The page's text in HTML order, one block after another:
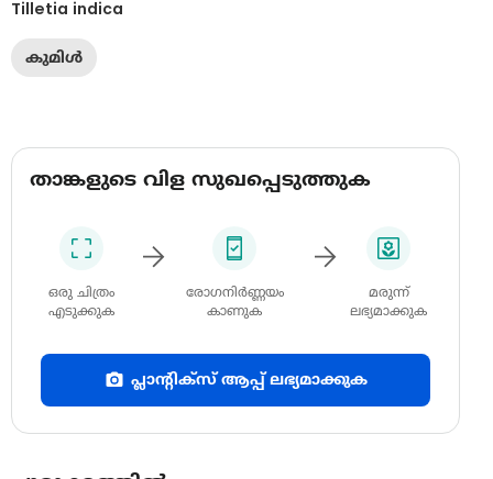
Tilletia indica
കുമിൾ
താങ്കളുടെ വിള സുഖപ്പെടുത്തുക
ഒരു ചിത്രം
എടുക്കുക
രോഗനിർണ്ണയം
കാണുക
മരുന്ന്
ലഭ്യമാക്കുക
പ്ലാന്റിക്സ് ആപ്പ് ലഭ്യമാക്കുക